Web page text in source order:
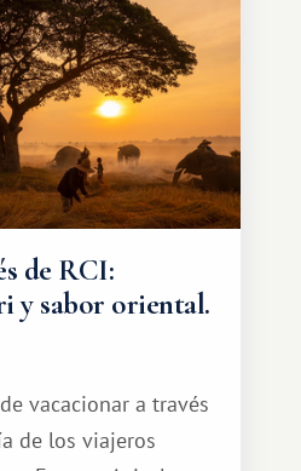
de RCI:
y sabor oriental.
vacacionar a través
de los viajeros